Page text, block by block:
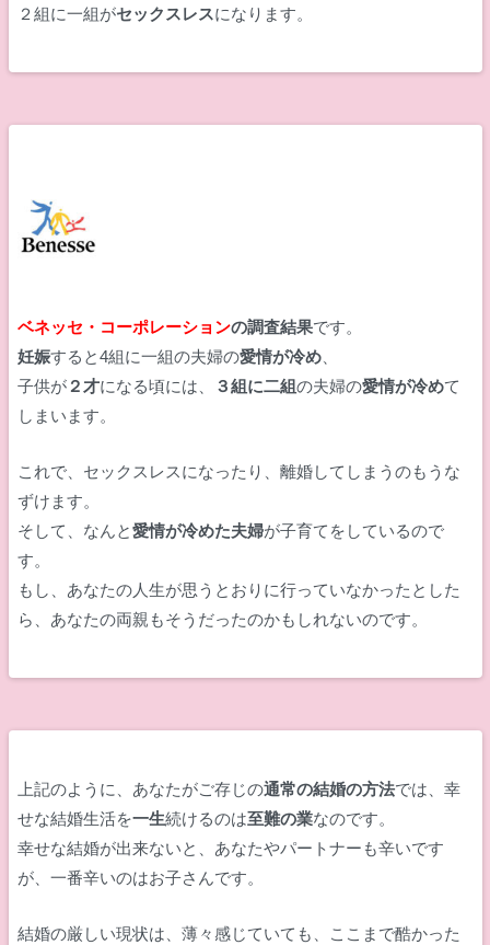
２組に一組がセックスレスになります。
ベネッセ・コーポレーションの調査結果です。
妊娠すると4組に一組の夫婦の愛情が冷め、
子供が２才になる頃には、 ３組に二組の夫婦の愛情が冷めて
しまいます。
これで、セックスレスになったり、離婚してしまうのもうな
ずけます。
そして、なんと愛情が冷めた夫婦が子育てをしているので
す。
もし、あなたの人生が思うとおりに行っていなかったとした
ら、あなたの両親もそうだったのかもしれないのです。
上記のように、あなたがご存じの通常の結婚の方法では、幸
せな結婚生活を一生続けるのは至難の業なのです。
幸せな結婚が出来ないと、あなたやパートナーも辛いです
が、一番辛いのはお子さんです。
結婚の厳しい現状は、薄々感じていても、ここまで酷かった